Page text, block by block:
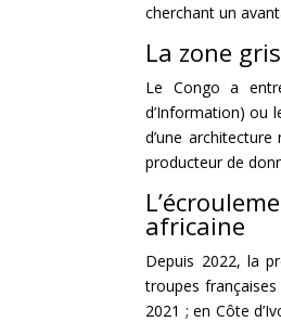
cherchant un
La zone
Le Congo a
d’Information) ou
d’une
producteur de
africaine
Depuis 2022, la
troupes
2021 ; en Côte